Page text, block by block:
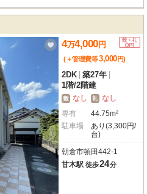
4万4,000円
(＋管理費等3,000円)
2DK 築27年
1階/2階建
敷 なし 礼 なし
専有
44.75m²
駐車場
あり(3,300円/
台)
朝倉市頓田442-1
甘木駅 徒歩24分